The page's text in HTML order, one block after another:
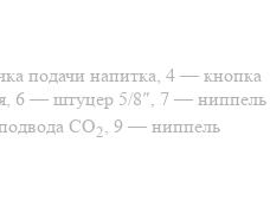
подачи напитка, 4 — кнопка
6 — штуцер 5/8″, 7 — ниппель
СО2, 9 — ниппель